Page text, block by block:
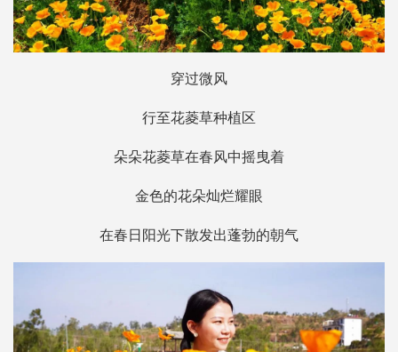
穿过微风
行至花菱草种植区
朵朵花菱草在春风中摇曳着
金色的花朵灿烂耀眼
在春日阳光下散发出蓬勃的朝气